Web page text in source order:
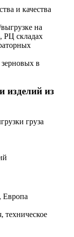
и качества
на
РЦ складах
в
изделий из
груза
Европа
техническое